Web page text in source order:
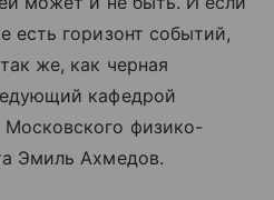
есть горизонт событий,
же, как черная
кафедрой
физико-
Эмиль Ахмедов.